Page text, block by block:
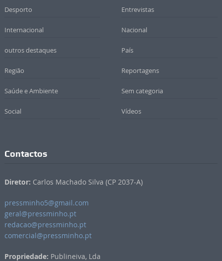
Desporto Entrevistas
Internacional Nacional
outros destaques País
Região Reportagens
Saúde e Ambiente Sem categoria
Social Vídeos
Contactos
Diretor: Carlos Machado Silva (CP 2037-A)
pressminho5@gmail.com
geral@pressminho.pt
redacao@pressminho.pt
comercial@pressminho.pt
Propriedade: Publineiva, Lda